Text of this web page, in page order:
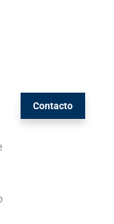
Contacto